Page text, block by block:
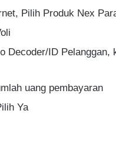
Pilih Produk Nex
Decoder/ID Pelanggan,
uang pembayaran
Ya